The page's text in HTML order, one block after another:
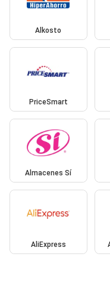
Alkosto
PriceSmart
Almacenes Sí
AliExpress